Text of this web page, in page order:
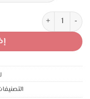
كمية جراب قطن تركي